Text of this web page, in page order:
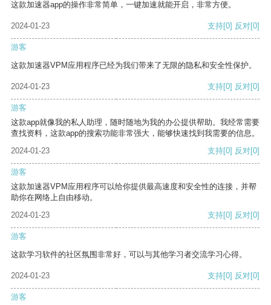
这款加速器app的操作非常简单，一键加速就能开启，非常方便。
2024-01-23 支持[0] 反对[0]
游客
这款加速器VPM应用程序已经为我们带来了无限的隐私和安全性保护。
2024-01-23 支持[0] 反对[0]
游客
这款app就像我的私人助理，随时随地为我的办公提供帮助。我经常需要
查找资料，这款app的搜索功能非常强大，能够快速找到我需要的信息。
2024-01-23
支持[0] 反对[0]
游客
这款加速器VPM应用程序可以给你提供最高速度和安全性的连接，并帮
助你在网络上自由移动。
2024-01-23
支持[0] 反对[0]
游客
这款学习软件的社区氛围非常好，可以与其他学习者交流学习心得。
2024-01-23 支持[0] 反对[0]
游客